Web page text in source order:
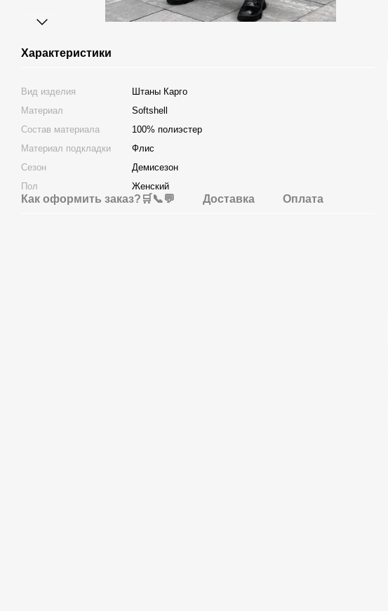
Характеристики
Вид изделия
Штаны Карго
Материал
Softshell
Состав материала
100% полиэстер
Материал подкладки
Флис
Сезон
Демисезон
Пол
Женский
Как оформить заказ?🛒📞💬 Доставка Оплата